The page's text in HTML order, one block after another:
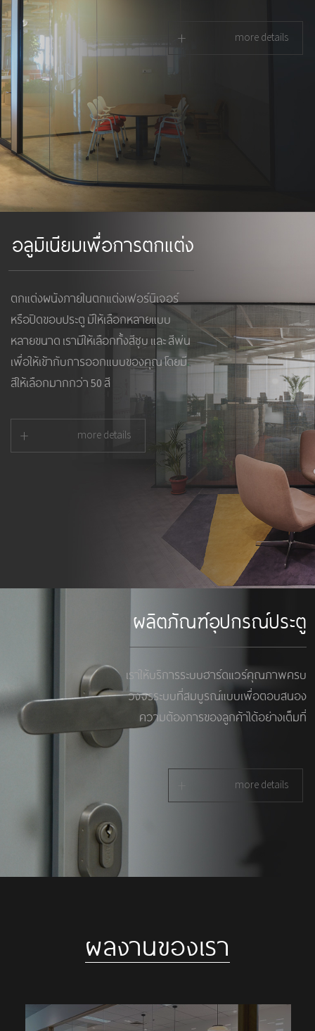
+ more details
อลูมิเนียมเพื่อการตกแต่ง
ตกแต่งผนังภายในตกแต่งเฟอร์นิเจอร์
หรือปิดขอบประตู มีให้เลือกหลายแบบ
หลายขนาด เรามีให้เลือกทั้งสีชุบ และ สีพ่น
เพื่อให้เข้ากับการออกแบบของคุณ โดยมี
สีให้เลือกมากกว่า 50 สี
+ more details
ผลิตภัณฑ์อุปกรณ์ประตู
เราให้บริการระบบฮาร์ดแวร์คุณภาพครบ
วงจรระบบที่สมบูรณ์แบบเพื่อตอบสนอง
ความต้องการของลูกค้าได้อย่างเต็มที่
more details
ผลงานของเรา